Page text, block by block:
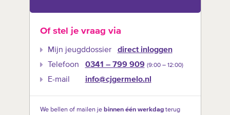
Of stel je vraag via
Mijn jeugddossier
direct inloggen
Telefoon
0341 – 799 909 (9:00 –‍ 12:00)
E-mail info@cjgermelo.nl
We bellen of mailen je binnen één werkdagterug